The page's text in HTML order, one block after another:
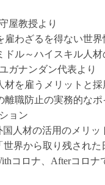
屋教授より
雇わざるを得ない世界
ドル～ハイスキル人材
ガナンダン代表より
材を雇うメリットと採
離職防止の実務的なポ
ョン
国人材の活用のメリッ
世界から取り残され
コロナ、Afterコロ